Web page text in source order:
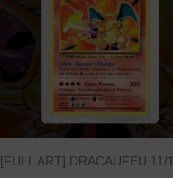
[FULL ART] DRACAUFEU 11/